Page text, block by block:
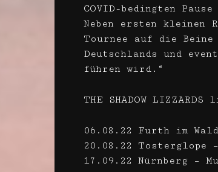
COVID-bedingten
Neben ersten kleinen
Tournee auf die
Deutschlands und
führen wird.“
THE SHADOW LIZZARDS
06.08.22 Furth im
20.08.22 Tosterglope
17.09.22 Nürnberg –